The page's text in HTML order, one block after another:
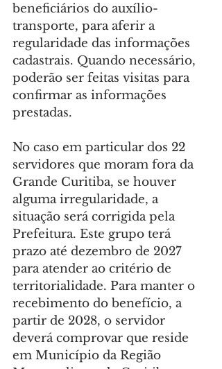
beneficiários do auxílio-
transporte, para aferir a
regularidade das informações
cadastrais. Quando necessário,
poderão ser feitas visitas para
confirmar as informações
prestadas.
No caso em particular dos 22
servidores que moram fora da
Grande Curitiba, se houver
alguma irregularidade, a
situação será corrigida pela
Prefeitura. Este grupo terá
prazo até dezembro de 2027
para atender ao critério de
territorialidade. Para manter o
recebimento do benefício, a
partir de 2028, o servidor
deverá comprovar que reside
em Município da Região